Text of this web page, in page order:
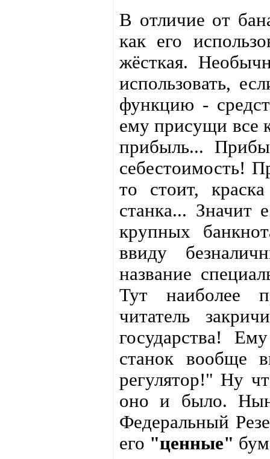
В отличие от
как его
жёсткая.
использовать,
функцию -
ему присущи все
прибыль...
себестоимость!
то стоит,
станка... Значит
крупных
ввиду
название
Тут наиболее
читатель
государства!
станок вообще
регулятор!" Ну
оно и было.
Федеральный
его "ценные"